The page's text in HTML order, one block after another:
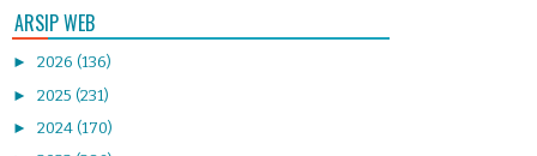
ARSIP WEB
► 2026 (136)
► 2025 (231)
► 2024 (170)